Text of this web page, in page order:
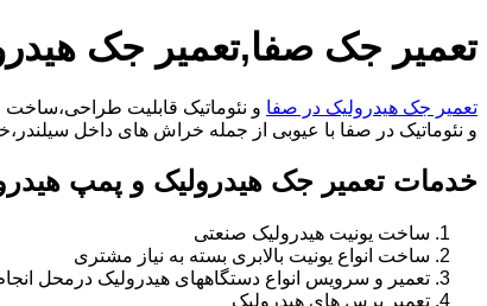
تعمیر جک صفا,تعمیر جک
تعمیر جک هیدرولیک در صفا و نئوماتیک قابلیت طراحی،ساخت
و نئوماتیک در صفا با عیوبی از جمله خراش های داخل سیلندر،خرابی راد،تعویض و
خدمات تعمیر جک هیدرولیک و پمپ
ساخت یونیت هیدرولیک صنعتی
ساخت انواع یونیت بالابری بسته به نیاز مشتری
تعمیر و سرویس انواع دستگاههای هیدرولیک درمحل
تعمیر پرس های هیدرولیک